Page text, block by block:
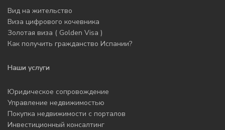
Вид на жительство
Виза цифрового кочевника
Золотая виза ( Golden Visa )
Как получить гражданство Испании?
Наши услуги
Юридическое сопровождение
Управление недвижимостью
Покупка недвижимости с порталов
Инвестиционный консалтинг